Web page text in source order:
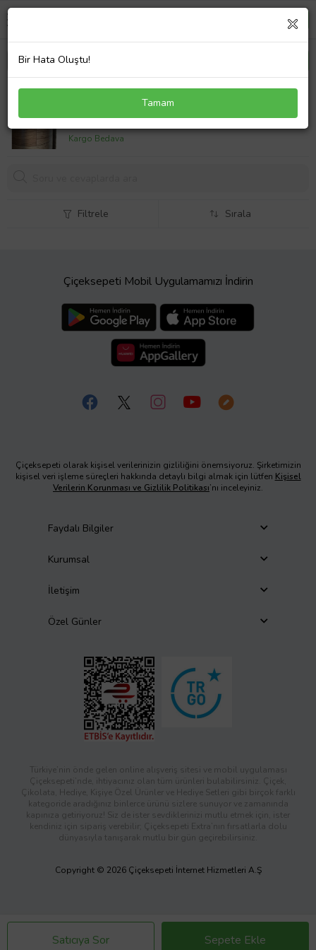
NET Ahşap Desenli PVC Zemin Kaplama EN: 2
METRE BOY: 4METRE (MUŞAMBA) (STD)
4000,00 TL
Kargo Bedava
Satıcıya Sor Sepete Ekle
Filtrele Sırala
Çiçeksepeti Mobil Uygulamamızı İndirin
Çiçeksepeti olarak kişisel verilerinizin gizliliğini önemsiyoruz. Şirketimizin
kişisel veri işleme süreçleri hakkında detaylı bilgi almak için lütfen Kişisel
Verilerin Korunması ve Gizlilik Politikası’nı inceleyiniz.
Faydalı Bilgiler
Kurumsal
İletişim
Özel Günler
Türkiye’nin önde gelen online alışveriş sitesi ve mobil uygulaması
Çiçeksepeti’nde, ihtiyacınız olan tüm ürünleri bulabilirsiniz. Çiçek,
Çikolata, Hediye, Kişiye Özel Ürünler ve Hediye Setleri gibi birçok farklı
kategoride aradığınız binlerce ürünü sizlere sunuyor ve zamanında
kapınıza getiriyoruz! Siz de ister sevdiklerinizi mutlu etmek için, ister
kendiniz için sipariş verebilir; Çiçeksepeti Extra’nın fırsatlarla dolu
dünyasıyla tanışarak mutlu bir gün geçirebilirsiniz.
Copyright © 2026 Çiçeksepeti İnternet Hizmetleri A.Ş
Bir Hata Oluştu!
Tamam